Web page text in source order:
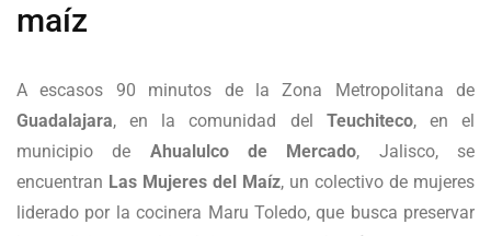
maíz
A escasos 90 minutos de la Zona Metropolitana de
Guadalajara, en la comunidad del Teuchiteco, en el
municipio de Ahualulco de Mercado, Jalisco, se
encuentran Las Mujeres del Maíz, un colectivo de mujeres
liderado por la cocinera Maru Toledo, que busca preservar